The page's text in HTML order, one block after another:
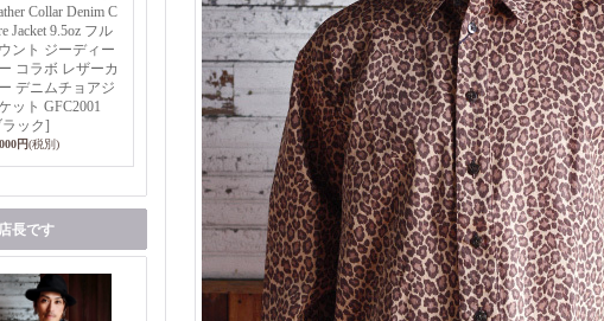
Collar Denim C
Jacket 9.5oz フル
ント ジーディー
コラボ レザーカ
デニムチョアジ
ット GFC2001
ラック]
円(税別)
長です